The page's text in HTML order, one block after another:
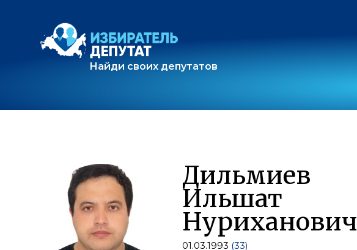
Найди своих депутатов
Дильмиев
Ильшат
Нуриханович
01.03.1993 (33)